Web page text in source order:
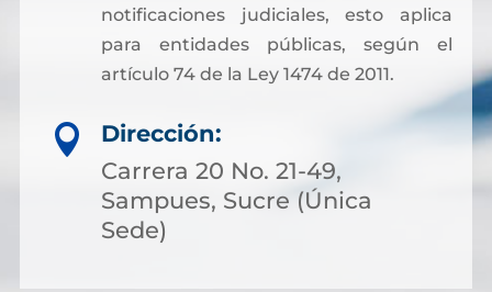
notificaciones judiciales, esto aplica
para entidades públicas, según el
artículo 74 de la Ley 1474 de 2011.

Dirección:
Carrera 20 No. 21-49,
Sampues, Sucre (Única
Sede)